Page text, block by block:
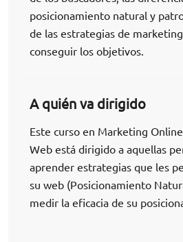
posicionamiento natural y
de las estrategias de
conseguir los objetivos.
A quién va dirigido
Este curso en Marketing
Web está dirigido a aquellas
aprender estrategias que les
su web (Posicionamiento
medir la eficacia de su